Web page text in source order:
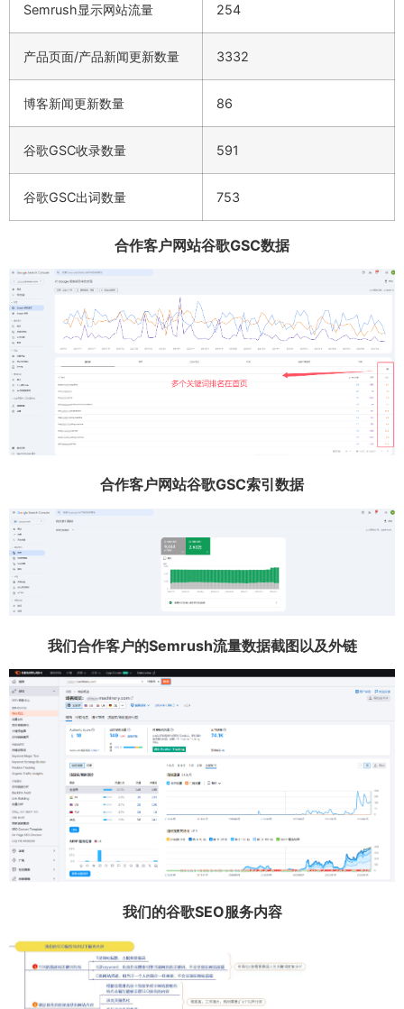
Semrush显示网站流量 254
产品页面/产品新闻更新数量 3332
博客新闻更新数量 86
谷歌GSC收录数量 591
谷歌GSC出词数量 753
合作客户网站谷歌GSC数据
合作客户网站谷歌GSC索引数据
我们合作客户的Semrush流量数据截图以及外链
我们的谷歌SEO服务内容